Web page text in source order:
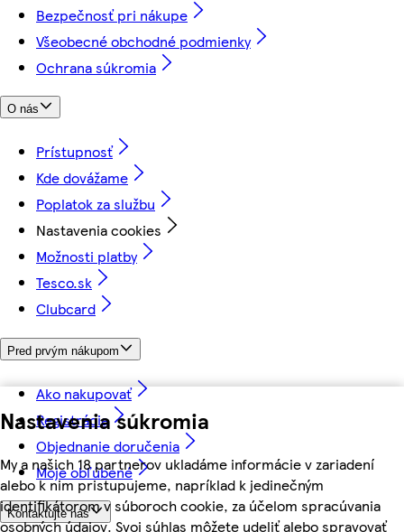
Nastavenia súkromia
My a našich 18 partnerov ukladáme informácie v zariadení
alebo k nim pristupujeme, napríklad k jedinečným
identifikátorom v súboroch cookie, za účelom spracúvania
osobných údajov. Svoj súhlas môžete udeliť alebo spravovať
Bezpečnosť pri nákupe
Všeobecné obchodné podmienky
Ochrana súkromia
O nás
Prístupnosť
Kde dovážame
Poplatok za službu
Nastavenia cookies
Možnosti platby
Tesco.sk
Clubcard
Pred prvým nákupom
Ako nakupovať
Registrácia
Objednanie doručenia
Moje obľúbené
Kontaktujte nás